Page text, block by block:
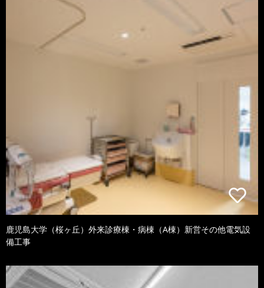
鹿児島大学（桜ヶ丘）外来診療棟・病棟（A棟）新営その他電気設
備工事